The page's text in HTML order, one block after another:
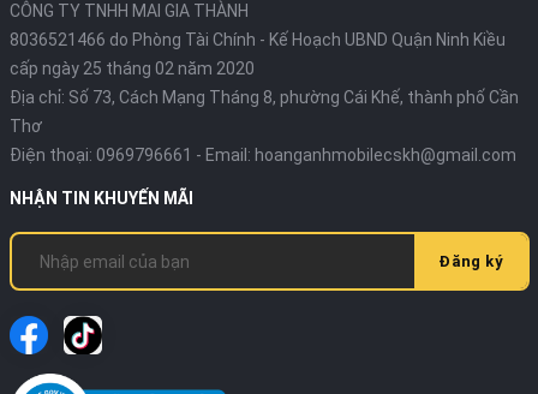
CÔNG TY TNHH MAI GIA THÀNH
8036521466 do Phòng Tài Chính - Kế Hoạch UBND Quận Ninh Kiều
cấp ngày 25 tháng 02 năm 2020
Địa chỉ: Số 73, Cách Mạng Tháng 8, phường Cái Khế, thành phố Cần
Thơ
Điện thoại: 0969796661 - Email: hoanganhmobilecskh@gmail.com
NHẬN TIN KHUYẾN MÃI
Đăng ký